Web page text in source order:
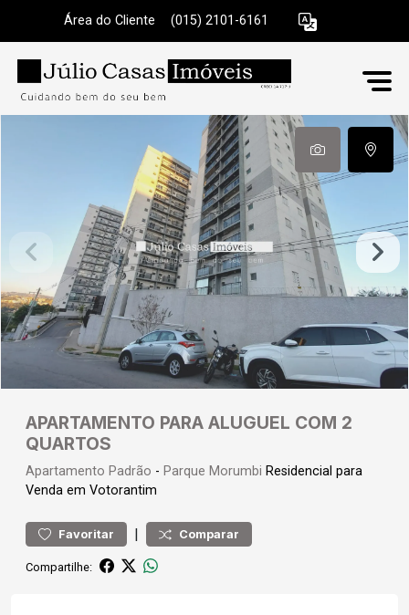
Área do Cliente (015) 2101-6161
APARTAMENTO PARA ALUGUEL COM 2
QUARTOS
Apartamento Padrão - Parque Morumbi Residencial para
Venda em Votorantim
Favoritar | Comparar
Compartilhe: